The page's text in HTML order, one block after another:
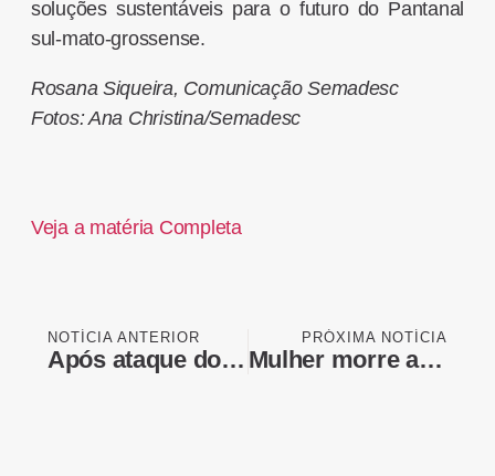
soluções sustentáveis para o futuro do Pantanal
sul-mato-grossense.
Rosana Siqueira, Comunicação Semadesc
Fotos: Ana Christina/Semadesc
Veja a matéria Completa
NOTÍCIA ANTERIOR
Após ataque do Comando Vermelho, provedora de internet encerra atividades
PRÓXIMA NOTÍCIA
Mulher morre após cair do segundo andar de academia durante exercício no RS